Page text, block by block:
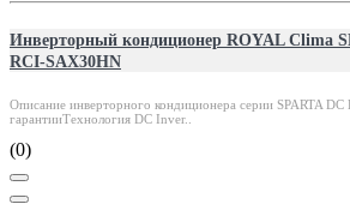
Инверторный кондиционер ROYAL Clima
RCI-SAX30HN
Описание инверторного кондиционера серии SPARTA
гарантииТехнология DC Inver..
(0)